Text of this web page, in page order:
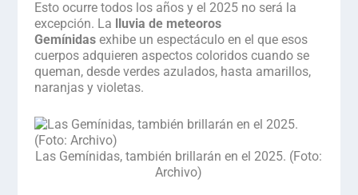
Esto ocurre todos los años y el 2025 no será la
excepción. La lluvia de meteoros
Gemínidas exhibe un espectáculo en el que esos
cuerpos adquieren aspectos coloridos cuando se
queman, desde verdes azulados, hasta amarillos,
naranjas y violetas.
Las Gemínidas, también brillarán en el 2025. (Foto:
Archivo)